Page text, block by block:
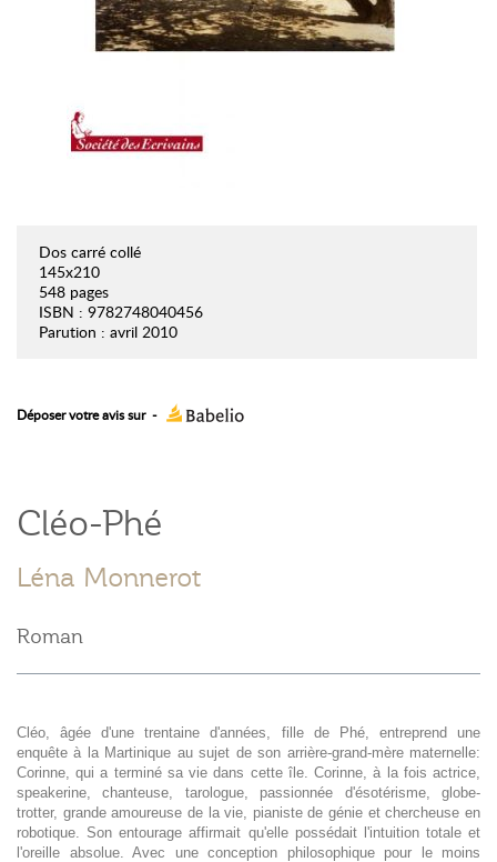
Dos carré collé
145x210
548 pages
ISBN : 9782748040456
Parution : avril 2010
Déposer votre avis sur -
Cléo-Phé
Léna Monnerot
Roman
Cléo, âgée d'une trentaine d'années, fille de Phé, entreprend une
enquête à la Martinique au sujet de son arrière-grand-mère maternelle:
Corinne, qui a terminé sa vie dans cette île. Corinne, à la fois actrice,
speakerine, chanteuse, tarologue, passionnée d'ésotérisme, globe-
trotter, grande amoureuse de la vie, pianiste de génie et chercheuse en
robotique. Son entourage affirmait qu'elle possédait l'intuition totale et
l'oreille absolue. Avec une conception philosophique pour le moins